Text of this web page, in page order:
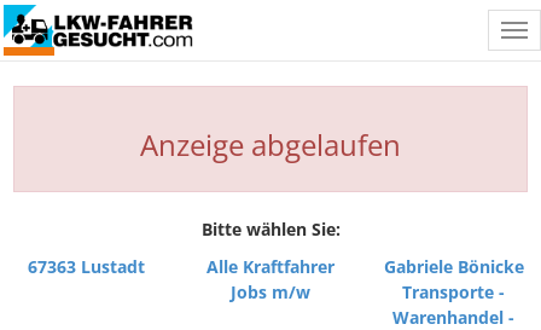
Anzeige abgelaufen
Bitte wählen Sie:
67363 Lustadt
Alle Kraftfahrer
Jobs m/w
Gabriele Bönicke
Transporte -
Warenhandel -